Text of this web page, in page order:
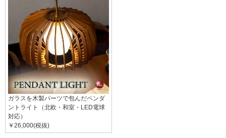
ガラスを木製パーツで包んだペンダ
ントライト（北欧・和室・LED電球
対応）
￥26,000(税抜)